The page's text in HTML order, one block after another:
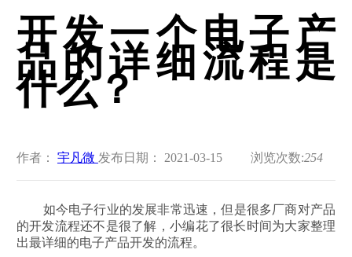
开发一个电子产
品的详细流程是
什么？
作者： 宇凡微 发布日期： 2021-03-15 浏览次数:254
如今电子行业的发展非常迅速，但是很多厂商对产品
的开发流程还不是很了解，小编花了很长时间为大家整理
出最详细的电子产品开发的流程。